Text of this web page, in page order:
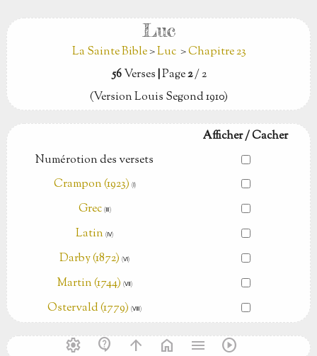
Luc
La Sainte Bible>Luc>Chapitre 23
56Verses|Page2/ 2
(Version Louis Segond 1910)
Afficher / Cacher
Numérotion des versets
Crampon (1923) (Ⅰ)
Grec (Ⅲ)
Latin (Ⅳ)
Darby (1872) (Ⅵ)
Martin (1744) (Ⅶ)
Ostervald (1779) (Ⅷ)
settings contact_support arrow_upward home menu play_circle